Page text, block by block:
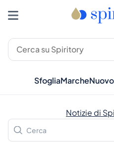
SfogliaMarcheNuovo
Notizie di